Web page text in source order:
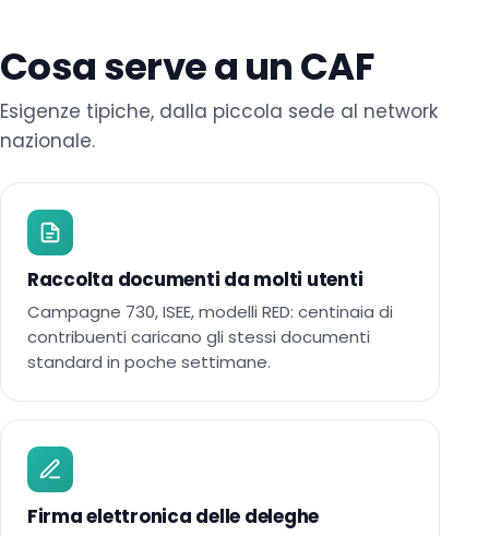
Cosa serve a un CAF
Esigenze tipiche, dalla piccola sede al network
nazionale.
Raccolta documenti da molti utenti
Campagne 730, ISEE, modelli RED: centinaia di
contribuenti caricano gli stessi documenti
standard in poche settimane.
Firma elettronica delle deleghe